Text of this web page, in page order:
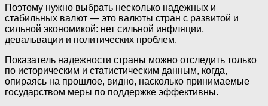
Поэтому нужно выбрать несколько надежных и
стабильных валют — это валюты стран с развитой и
сильной экономикой: нет сильной инфляции,
девальвации и политических проблем.
Показатель надежности страны можно отследить только
по историческим и статистическим данным, когда,
опираясь на прошлое, видно, насколько принимаемые
государством меры по поддержке эффективны.